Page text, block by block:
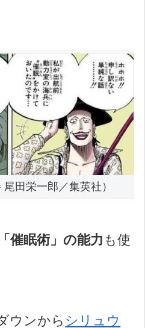
尾田栄一郎／集英社）
「催眠術」の能力 も使
ウンから シリュウ